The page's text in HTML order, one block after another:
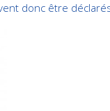
donc être